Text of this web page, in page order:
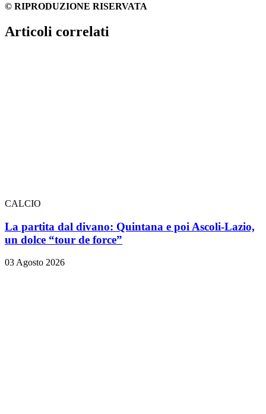
© RIPRODUZIONE RISERVATA
Articoli correlati
CALCIO
La partita dal divano: Quintana e poi Ascoli-Lazio,
un dolce “tour de force”
03 Agosto 2026